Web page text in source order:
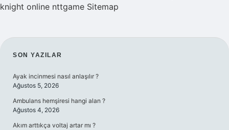
knight online nttgame Sitemap
SIDEBAR
SON YAZILAR
Ayak incinmesi nasıl anlaşılır ?
Ağustos 5, 2026
Ambulans hemşiresi hangi alan ?
Ağustos 4, 2026
Akım arttıkça voltaj artar mı ?